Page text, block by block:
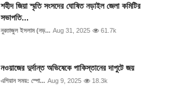
শহীদ জিয়া স্মৃতি সংসদের ঘোষিত নড়াইল জেলা কমিটির
সভাপতি...
নুরতাজুল ইসলাম (নড়... Aug 31, 2025 61.7k
নওয়াজের দুর্দান্ত অভিষেকে পাকিস্তানের দাপুটে জয়
এশিয়ান সময়: স্পো... Aug 9, 2025 18.3k